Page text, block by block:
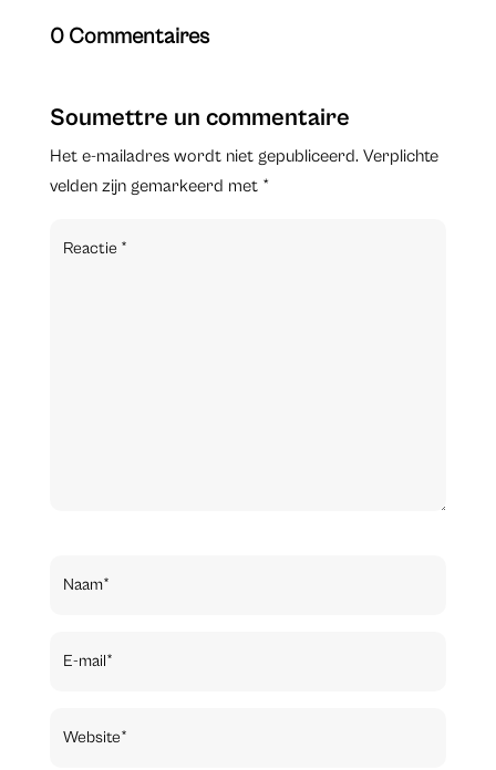
0 Commentaires
Soumettre un commentaire
Het e-mailadres wordt niet gepubliceerd. Verplichte
velden zijn gemarkeerd met *